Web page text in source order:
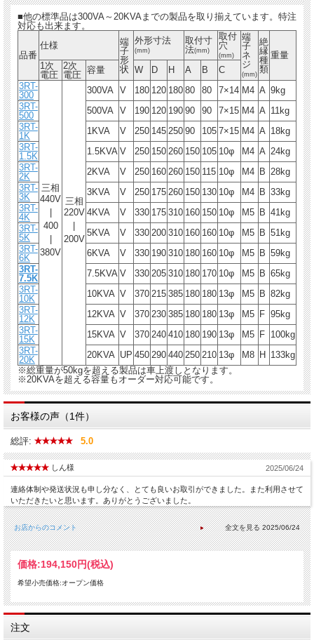
■他の標準品は300VA～20KVAまでの製品を取り揃えています。特注
対応も出来ます。
品番
仕様
端
子
形
状
外形寸法
(mm)
取付寸
法(mm)
取付
穴
(mm)
端
子
ネ
ジ
(mm)
絶
縁
種
類
重量
1次
電圧
2次
電圧 容量 W D H A B
C
3RT-
300
三相
440V
400
380V
三相
220V
200V
300VA V 180 120 180 80 80 7×14 M4 A 9kg
3RT-
500
500VA V 190 120 190 90 90 7×15 M4 A 11kg
3RT-
1K
1KVA V 250 145 250 90 105 7×15 M4 A 18kg
3RT-
1.5K
1.5KVA V 250 150 260 150 105 10φ M4 A 24kg
3RT-
2K
2KVA V 250 160 260 150 115 10φ M4 B 28kg
3RT-
3K
3KVA V 250 175 260 150 130 10φ M4 B 33kg
3RT-
4K
4KVA V 330 175 310 160 150 10φ M5 B 41kg
3RT-
5K
5KVA V 330 200 310 160 160 10φ M5 B 51kg
3RT-
6K
6KVA V 330 190 310 180 160 10φ M5 B 59kg
3RT-
7.5K
7.5KVA V 330 205 310 180 170 10φ M5 B 65kg
3RT-
10K
10KVA V 370 215 385 180 180 13φ M5 B 82kg
3RT-
12K
12KVA V 370 230 385 180 180 13φ M5 F 95kg
3RT-
15K
15KVA V 370 240 410 180 190 13φ M5 F 100kg
3RT-
20K
20KVA UP 450 290 440 250 210 13φ M8 H
133kg
※総重量が50kgを超える製品は車上渡しとなります。
※20KVAを超える容量もオーダー対応可能です。
お客様の声（1件）
総評: 5.0
しん様 2025/06/24
連絡体制や発送状況も申し分なく、とても良いお取引ができました。また利用させて
いただきたいと思います。ありがとうございました。
お店からのコメント 2025/06/24
価格:194,150円(税込)
希望小売価格:オープン価格
注文